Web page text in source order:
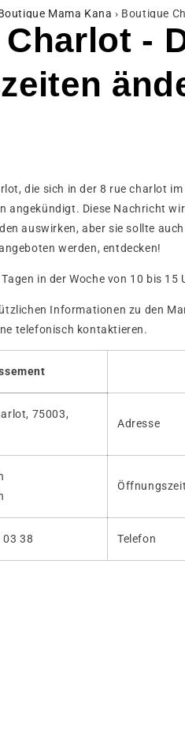
Mama Kana › Boutique
-
die sich in der 8 rue charlot
angekündigt. Diese Nachricht
auswirken, aber sie sollte
werden, entdecken!
in der Woche von 10 bis
Informationen zu den
telefonisch kontaktieren.
75003,
Adresse
03 38 Telefon